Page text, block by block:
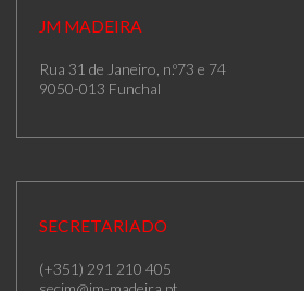
JM MADEIRA
Rua 31 de Janeiro, n.º73 e 74
9050-013 Funchal
SECRETARIADO
(+351) 291 210 405